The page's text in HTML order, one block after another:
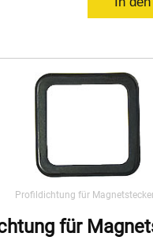
Profildichtung für
für